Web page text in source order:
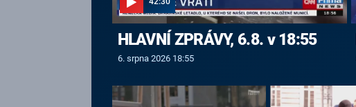
HLAVNÍ ZPRÁVY, 6.8. v 18:55
6. srpna 2026 18:55